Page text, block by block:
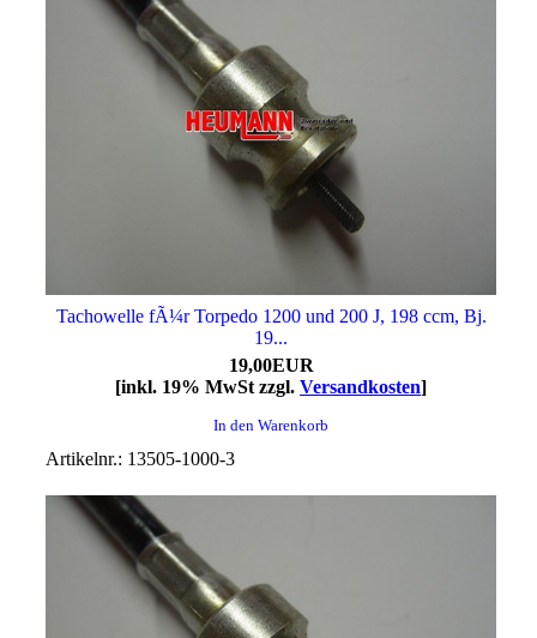
Tachowelle fÃ¼r Torpedo 1200 und 200 J, 198 ccm, Bj.
19...
19,00EUR
[inkl. 19% MwSt zzgl. Versandkosten]
In den Warenkorb
Artikelnr.: 13505-1000-3